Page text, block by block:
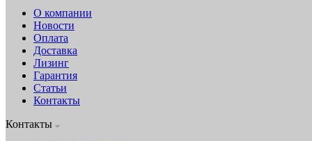
О компании
Новости
Оплата
Доставка
Лизинг
Гарантия
Статьи
Контакты
Контакты